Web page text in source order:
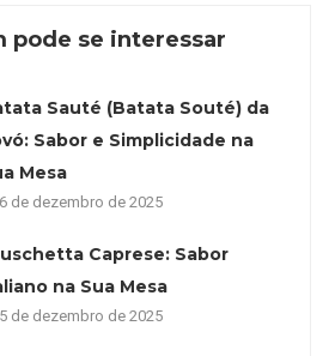
pode se interessar
Sauté (Batata Souté) da
Sabor e Simplicidade na
Mesa
6 de dezembro de 2025
Caprese: Sabor
na Sua Mesa
5 de dezembro de 2025